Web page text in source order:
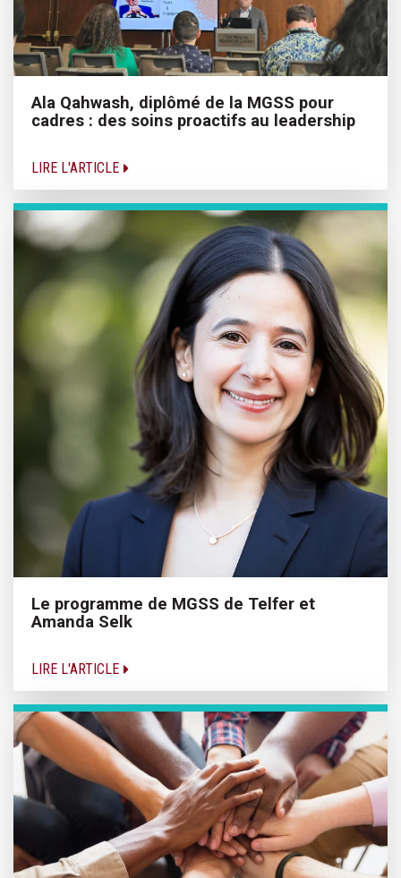
Ala Qahwash, diplômé de la MGSS pour
cadres : des soins proactifs au leadership
LIRE L'ARTICLE
Le programme de MGSS de Telfer et
Amanda Selk
LIRE L'ARTICLE